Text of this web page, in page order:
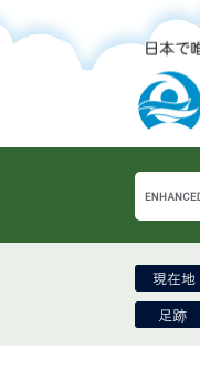
ー
で
ニ
ば
文
Google
カ
ス
タ
ム
検